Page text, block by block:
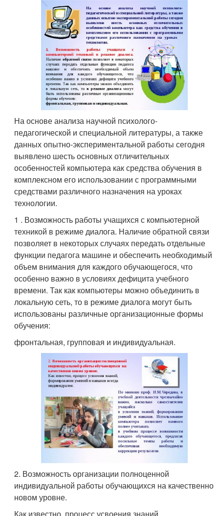
На основе анализа научной психолого-
педагогической и специальной литературы, а также
данных опытно-экспериментальной работы сегодня
выявлено шесть основных отличительных
особенностей компьютера как средства обучения в
комплексном его использовании с программными
средствами различного назначения на уроках
технологии.
1 . Возможность работы учащихся с компьютерной
техникой в режиме диалога. Наличие обратной связи
позволяет в некоторых случаях передать отдельные
функции педагога машине и обеспечить необходимый
объем внимания для каждого обучающегося, что
особенно важно в условиях дефицита учебного
времени. Так как компьютеры можно объединить в
локальную сеть, то в режиме диалога могут быть
использованы различные организационные формы
обучения:
фронтальная, групповая и индивидуальная.
2. Возможность организации полноценной
индивидуальной работы обучающихся на качественно
новом уровне.